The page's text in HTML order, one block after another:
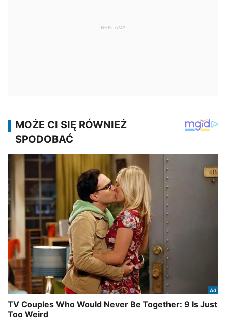
REKLAMA